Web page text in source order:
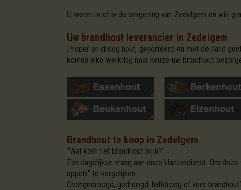
U woont in of in de omgeving van Zedelgem en wilt
Uw brandhout leverancier in Zedelgem
Proper en droog hout, gesorteerd en met de hand
komen elke werkdag naar keuze uw brandhout
Brandhout te koop in Zedelgem
“Wat kost het brandhout bij u?”
Een dagelijkse vraag aan onze klantendienst. Om
appels” te vergelijken.
Ovengedroogd, gedroogd, halfdroog of vers